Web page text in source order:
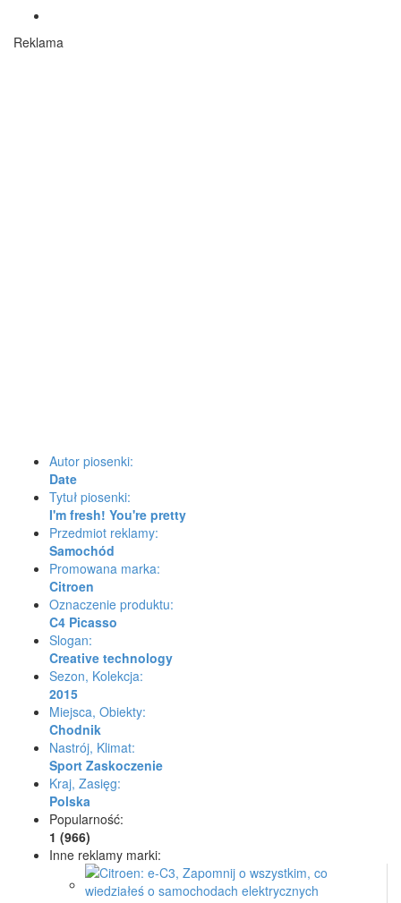
Reklama
Autor piosenki:
Date
Tytuł piosenki:
I'm fresh! You're pretty
Przedmiot reklamy:
Samochód
Promowana marka:
Citroen
Oznaczenie produktu:
C4 Picasso
Slogan:
Creative technology
Sezon, Kolekcja:
2015
Miejsca, Obiekty:
Chodnik
Nastrój, Klimat:
Sport Zaskoczenie
Kraj, Zasięg:
Polska
Popularność:
1 (966)
Inne reklamy marki: